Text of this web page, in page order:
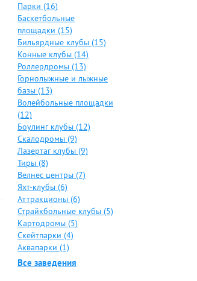
Парки (16)
Баскетбольные
площадки (15)
Бильярдные клубы (15)
Конные клубы (14)
Роллердромы (13)
Горнолыжные и лыжные
базы (13)
Волейбольные площадки
(12)
Боулинг клубы (12)
Скалодромы (9)
Лазертаг клубы (9)
Тиры (8)
Велнес центры (7)
Яхт-клубы (6)
Аттракционы (6)
Страйкбольные клубы (5)
Картодромы (5)
Скейтпарки (4)
Аквапарки (1)
Все заведения